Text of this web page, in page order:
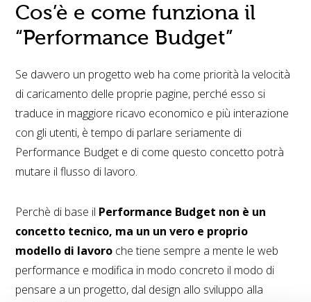
Cos’è e come funziona il
“Performance Budget”
Se davvero un progetto web ha come priorità la velocità
di caricamento delle proprie pagine, perché esso si
traduce in maggiore ricavo economico e più interazione
con gli utenti, è tempo di parlare seriamente di
Performance Budget e di come questo concetto potrà
mutare il flusso di lavoro.
Perchè di base il Performance Budget non è un
concetto tecnico, ma un un vero e proprio
modello di lavoro che tiene sempre a mente le web
performance e modifica in modo concreto il modo di
pensare a un progetto, dal design allo sviluppo alla